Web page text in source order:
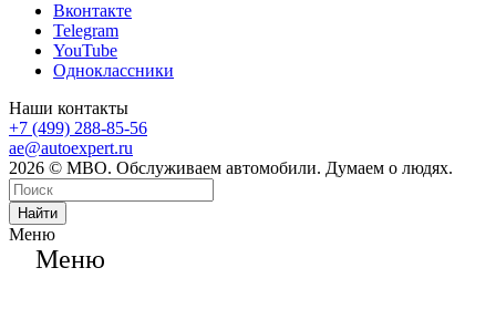
Вконтакте
Telegram
YouTube
Одноклассники
Наши контакты
+7 (499) 288-85-56
ae@autoexpert.ru
2026 © МВО. Обслуживаем автомобили. Думаем о людях.
Найти
Меню
Меню